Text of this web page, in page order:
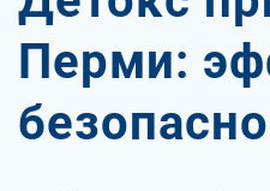
Перми:
безопасно